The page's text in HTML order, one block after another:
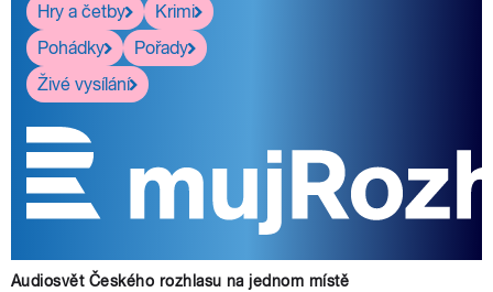
Hry a četby
Krimi
Pohádky
Pořady
Živé vysílání
Audiosvět Českého rozhlasu na jednom místě